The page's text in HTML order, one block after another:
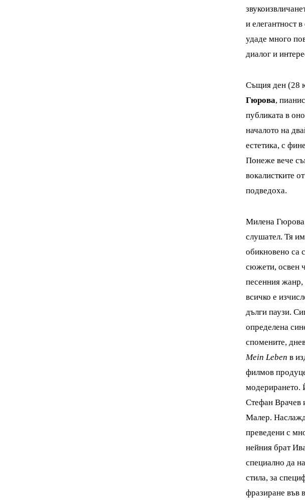
и елегантност
удаде много
диалог и
Същия ден (28
Гюрова,
публиката в
началото на
естетика, с
Понеже вече
вокалистките
подведоха.
Милена Гюрова
слушател. Тя
обикновено са
сюжети, освен
песенния
всичко е
дълги паузи.
определена
спомените,
Mein Leben в
филмов
модерирането.
Стефан Врачев
Малер.
преведени с
нейния брат
специално да
стила, за
фразиране във